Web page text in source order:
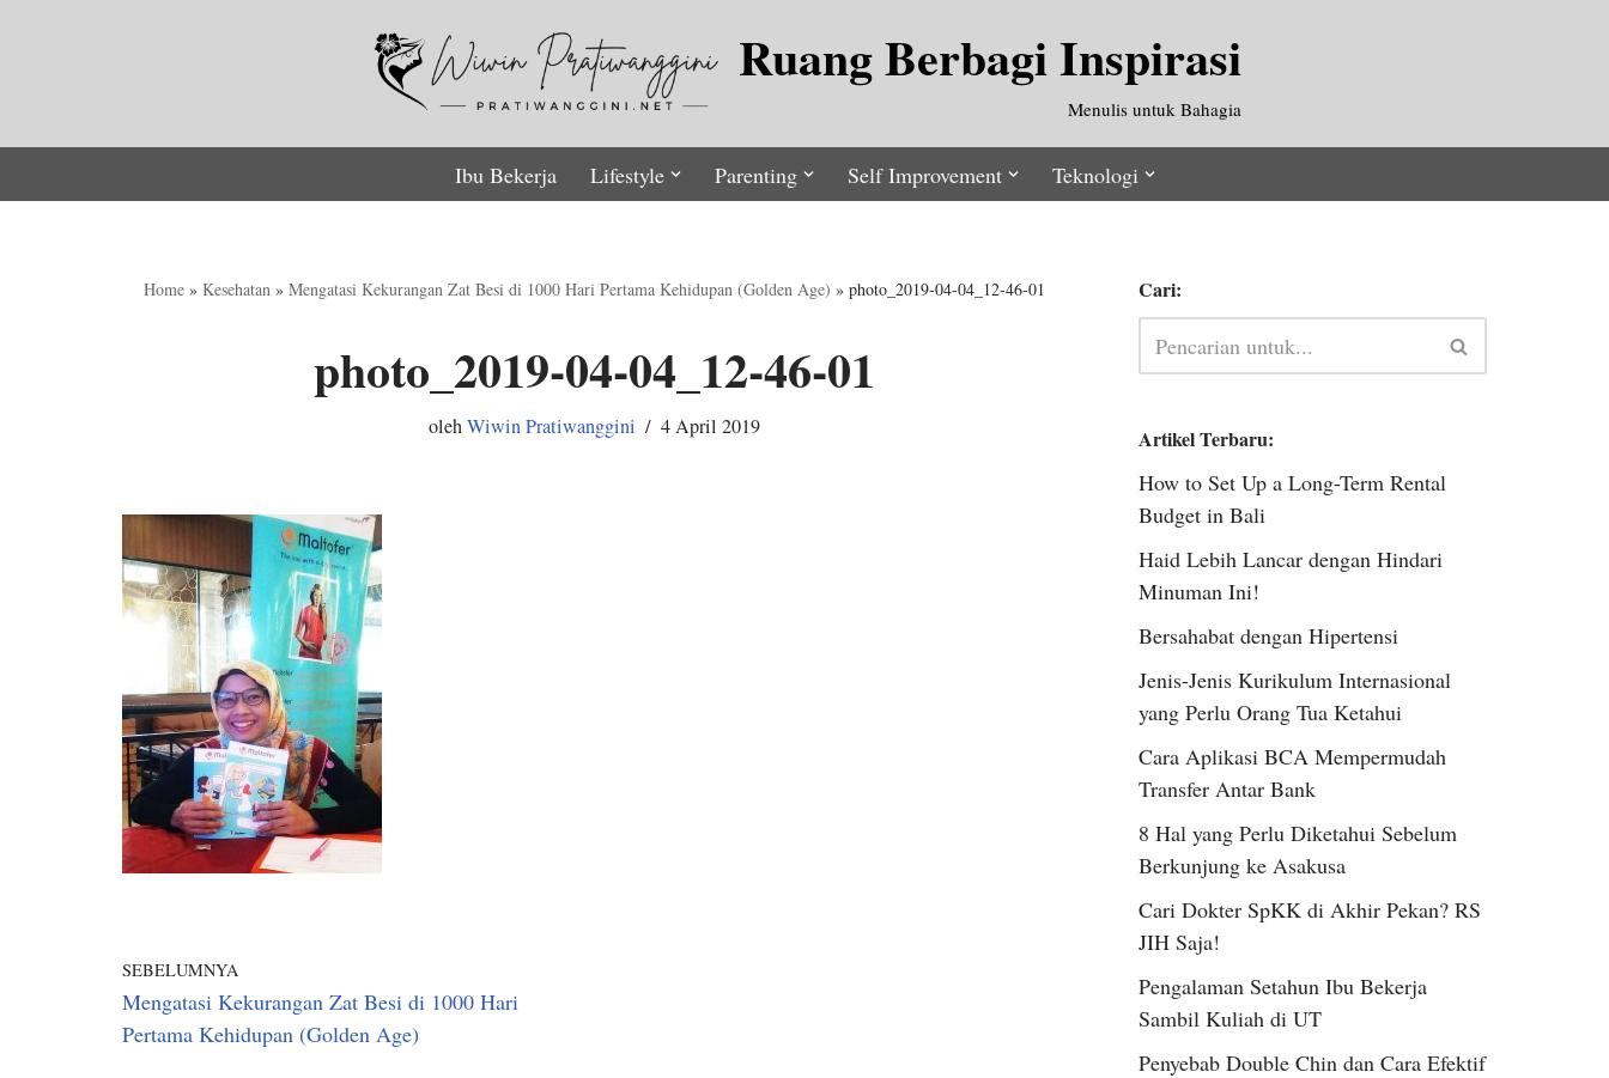
Ruang Berbagi Inspirasi
Menulis untuk Bahagia
Ibu Bekerja Lifestyle Parenting Self Improvement Teknologi
Home » Kesehatan » Mengatasi Kekurangan Zat Besi di 1000 Hari Pertama Kehidupan (Golden Age) » photo_2019-04-04_12-46-01
photo_2019-04-04_12-46-01
olehWiwin Pratiwanggini 4 April 2019
SEBELUMNYA
Mengatasi Kekurangan Zat Besi di 1000 Hari
Pertama Kehidupan (Golden Age)
Cari:
Artikel Terbaru:
How to Set Up a Long-Term Rental
Budget in Bali
Haid Lebih Lancar dengan Hindari
Minuman Ini!
Bersahabat dengan Hipertensi
Jenis-Jenis Kurikulum Internasional
yang Perlu Orang Tua Ketahui
Cara Aplikasi BCA Mempermudah
Transfer Antar Bank
8 Hal yang Perlu Diketahui Sebelum
Berkunjung ke Asakusa
Cari Dokter SpKK di Akhir Pekan? RS
JIH Saja!
Pengalaman Setahun Ibu Bekerja
Sambil Kuliah di UT
Penyebab Double Chin dan Cara Efektif